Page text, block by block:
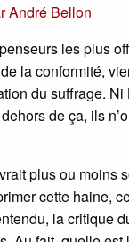
André Bellon
les plus
la conformité,
du suffrage.
de ça, ils
plus ou moins
cette haine,
la critique